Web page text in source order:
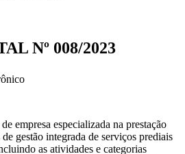
Nº 008/2023
empresa especializada na prestação
gestão integrada de serviços prediais
as atividades e categorias